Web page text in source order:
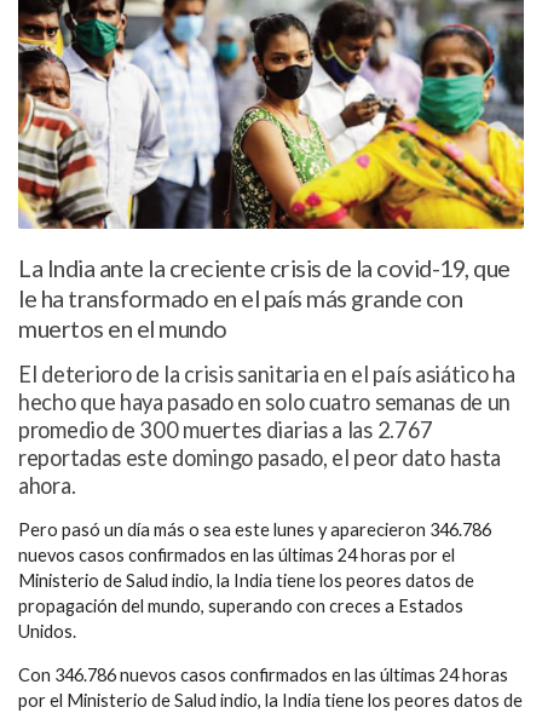
La India ante la creciente crisis de la covid-19, que
le ha transformado en el país más grande con
muertos en el mundo
El deterioro de la crisis sanitaria en el país asiático ha
hecho que haya pasado en solo cuatro semanas de un
promedio de 300 muertes diarias a las 2.767
reportadas este domingo pasado, el peor dato hasta
ahora.
Pero pasó un día más o sea este lunes y aparecieron 346.786
nuevos casos confirmados en las últimas 24 horas por el
Ministerio de Salud indio, la India tiene los peores datos de
propagación del mundo, superando con creces a Estados
Unidos.
Con 346.786 nuevos casos confirmados en las últimas 24 horas
por el Ministerio de Salud indio, la India tiene los peores datos de